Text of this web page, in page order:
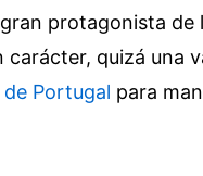
protagonista de
quizá una
Portugal para